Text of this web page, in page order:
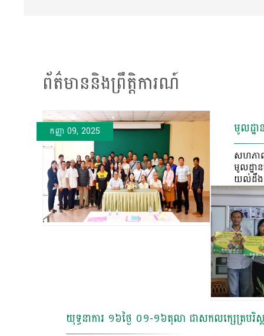
ព័ត៌មាននិងព្រឹត្តិការណ៍
វិច្ឆិកា 18, 2025 មូលដ្ឋា
សហភាព
មូលដ្ឋា
យល់ដឹង
តុលា 16, 2025
យុទ្ធនាការ ១៦ថ្ងៃ ០១-១៦តុលា ជាសកលកេ្សត្របរិស្
កញ្ញា 30, 2025
កញ្ញា 09, 2025